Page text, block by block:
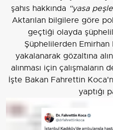
şahıs hakkında “yasa
Aktarılan bilgilere göre
geçtiği olayda
Şüphelilerden Emirhan
yakalanarak gözaltına
alınması için çalışmaların
İşte Bakan Fahrettin
yaptığı